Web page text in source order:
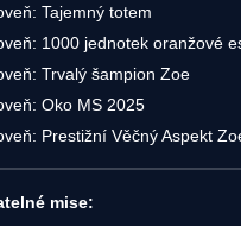
Tajemný totem
1000 jednotek oranžové
Trvalý šampion Zoe
Oko MS 2025
Prestižní Věčný Aspekt
mise: